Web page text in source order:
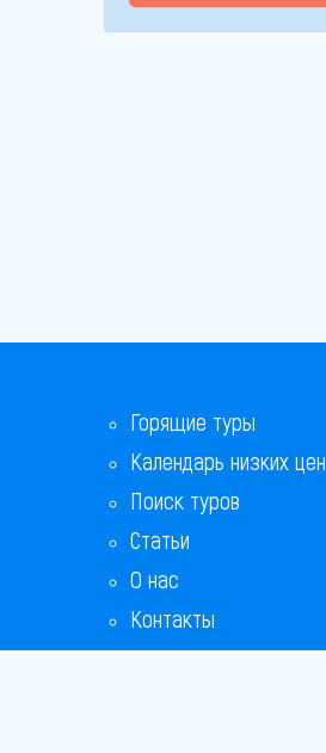
Горящие туры
Календарь низких цен
Поиск туров
Статьи
О нас
Контакты
Бонусная программа